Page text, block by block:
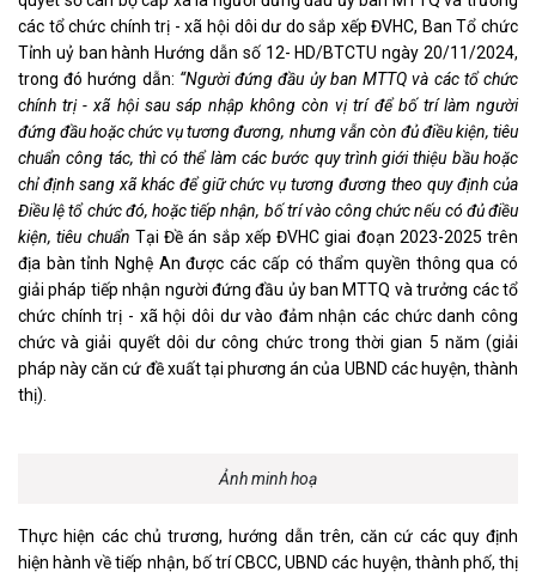
các tổ chức chính trị - xã hội dôi dư do sắp xếp ĐVHC, Ban Tổ chức
Tỉnh uỷ ban hành Hướng dẫn số 12- HD/BTCTU ngày 20/11/2024,
trong đó hướng dẫn: “Người đứng đầu ủy ban MTTQ và các tổ chức
chính trị - xã hội sau sáp nhập không còn vị trí để bố trí làm người
đứng đầu hoặc chức vụ tương đương, nhưng vẫn còn đủ điều kiện, tiêu
chuẩn công tác, thì có thể làm các bước quy trình giới thiệu bầu hoặc
chỉ định sang xã khác để giữ chức vụ tương đương theo quy định của
Điều lệ tổ chức đó, hoặc tiếp nhận, bố trí vào công chức nếu có đủ điều
kiện, tiêu chuẩn Tại Đề án sắp xếp ĐVHC giai đoạn 2023-2025 trên
địa bàn tỉnh Nghệ An được các cấp có thẩm quyền thông qua có
giải pháp tiếp nhận người đứng đầu ủy ban MTTQ và trưởng các tổ
chức chính trị - xã hội dôi dư vào đảm nhận các chức danh công
chức và giải quyết dôi dư công chức trong thời gian 5 năm (giải
pháp này căn cứ đề xuất tại phương án của UBND các huyện, thành
thị).
Ảnh minh hoạ
Thực hiện các chủ trương, hướng dẫn trên, căn cứ các quy định
hiện hành về tiếp nhận, bố trí CBCC, UBND các huyện, thành phố, thị